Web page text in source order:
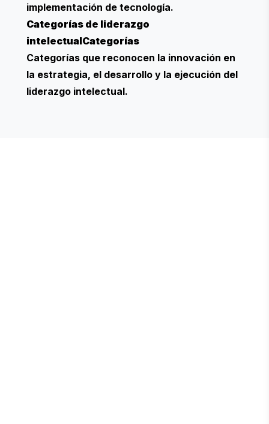
implementación de tecnología.
Categorías de liderazgo
intelectualCategorías
Categorías que reconocen la innovación en
la estrategia, el desarrollo y la ejecución del
liderazgo intelectual.